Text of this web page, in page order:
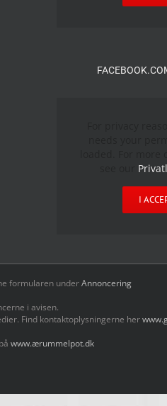
I
formularen underAnnoncering
i avisen.
Find kontaktoplysningerne her
www.ærummelpot.dk